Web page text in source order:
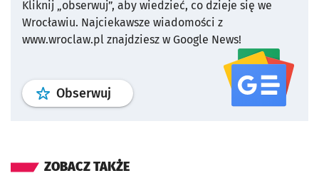
Kliknij „obserwuj”, aby wiedzieć, co dzieje się we
Wrocławiu. Najciekawsze wiadomości z
www.wroclaw.pl znajdziesz w Google News!
Obserwuj profil serwisu
ZOBACZ TAKŻE